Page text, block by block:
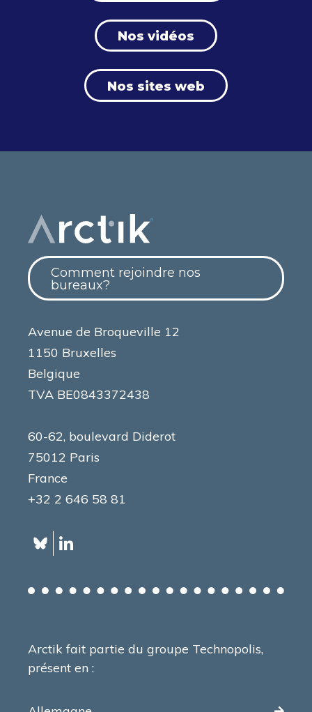
Nos vidéos
Nos sites web
Comment rejoindre nos
bureaux?
Avenue de Broqueville 12
1150 Bruxelles
Belgique
TVA BE0843372438
60-62, boulevard Diderot
75012 Paris
France
+32 2 646 58 81
Arctik fait partie du groupe Technopolis,
présent en :